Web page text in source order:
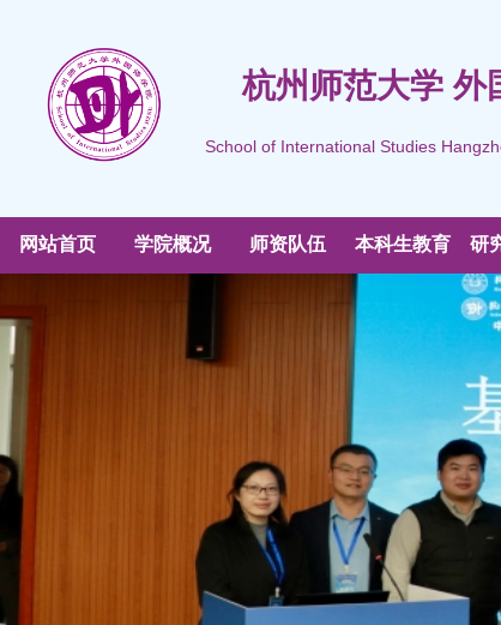
杭州师范大学 外
School of International Studies
网站首页 学院概况 师资队伍 本科生教育 研